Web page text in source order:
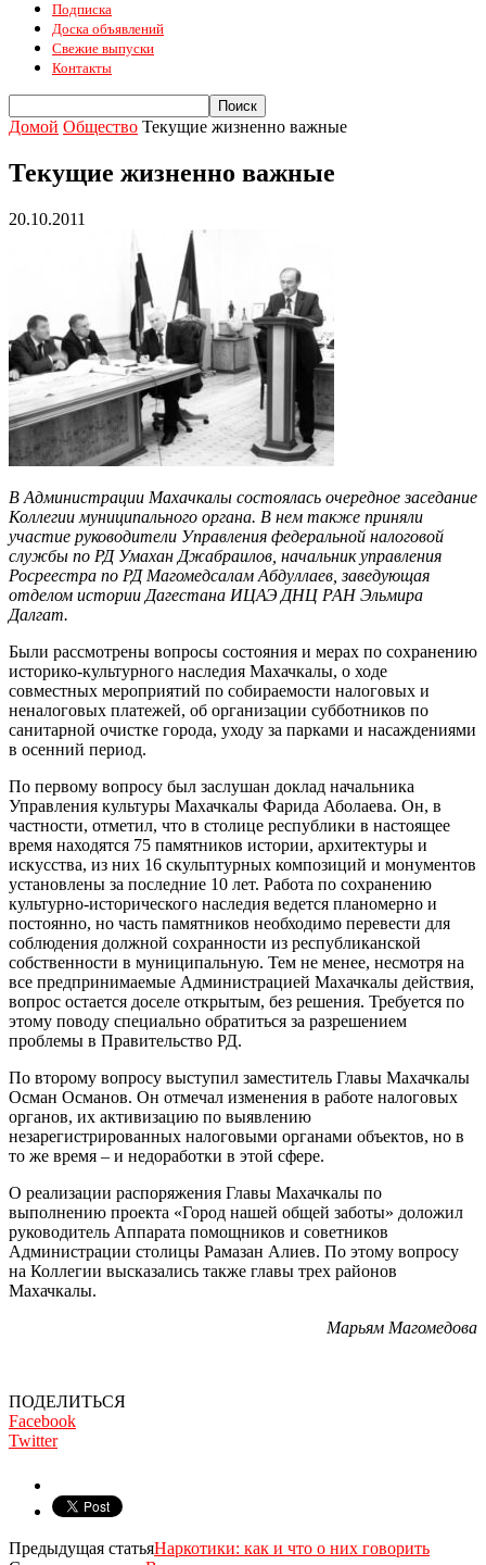
Подписка
Доска объявлений
Свежие выпуски
Контакты
Домой Общество Текущие жизненно важные
Текущие жизненно важные
20.10.2011
В Администрации Махачкалы состоялась очередное заседание
Коллегии муниципального органа. В нем также приняли
участие руководители Управления федеральной налоговой
службы по РД Умахан Джабраилов, начальник управления
Росреестра по РД Магомедсалам Абдуллаев, заведующая
отделом истории Дагестана ИЦАЭ ДНЦ РАН Эльмира
Далгат.
Были рассмотрены вопросы состояния и мерах по сохранению
историко-культурного наследия Махачкалы, о ходе
совместных мероприятий по собираемости налоговых и
неналоговых платежей, об организации субботников по
санитарной очистке города, уходу за парками и насаждениями
в осенний период.
По первому вопросу был заслушан доклад начальника
Управления культуры Махачкалы Фарида Аболаева. Он, в
частности, отметил, что в столице республики в настоящее
время находятся 75 памятников истории, архитектуры и
искусства, из них 16 скульптурных композиций и монументов
установлены за последние 10 лет. Работа по сохранению
культурно-исторического наследия ведется планомерно и
постоянно, но часть памятников необходимо перевести для
соблюдения должной сохранности из республиканской
собственности в муниципальную. Тем не менее, несмотря на
все предпринимаемые Администрацией Махачкалы действия,
вопрос остается доселе открытым, без решения. Требуется по
этому поводу специально обратиться за разрешением
проблемы в Правительство РД.
По второму вопросу выступил заместитель Главы Махачкалы
Осман Османов. Он отмечал изменения в работе налоговых
органов, их активизацию по выявлению
незарегистрированных налоговыми органами объектов, но в
то же время – и недоработки в этой сфере.
О реализации распоряжения Главы Махачкалы по
выполнению проекта «Город нашей общей заботы» доложил
руководитель Аппарата помощников и советников
Администрации столицы Рамазан Алиев. По этому вопросу
на Коллегии высказались также главы трех районов
Махачкалы.
Марьям Магомедова
ПОДЕЛИТЬСЯ
Facebook
Twitter
Предыдущая статьяНаркотики: как и что о них говорить